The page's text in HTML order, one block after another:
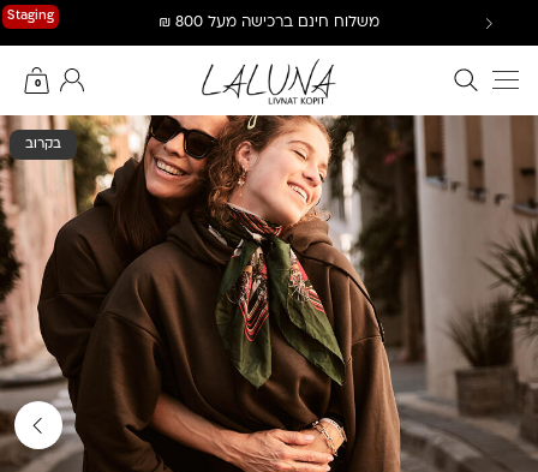
Staging משלוח חינם ברכישה מעל 800 ₪
חיפוש באתר
0
החשבון שלי
בקרוב